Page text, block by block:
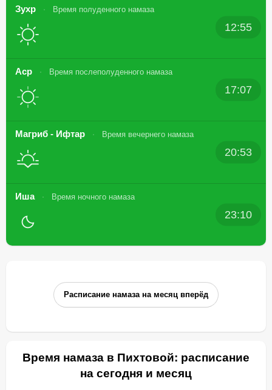
Зухр Время полуденного намаза
12:55
Аср Время послеполуденного намаза
17:07
Магриб - Ифтар Время вечернего намаза
20:53
Иша Время ночного намаза
23:10
Расписание намаза на месяц вперёд
Время намаза в Пихтовой: расписание
на сегодня и месяц